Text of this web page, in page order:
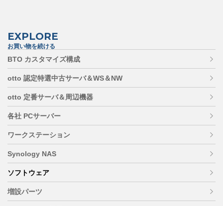
EXPLORE
お買い物を続ける
BTO カスタマイズ構成
otto 認定特選中古サーバ＆WS＆NW
otto 定番サーバ＆周辺機器
各社 PCサーバー
ワークステーション
Synology NAS
ソフトウェア
増設パーツ